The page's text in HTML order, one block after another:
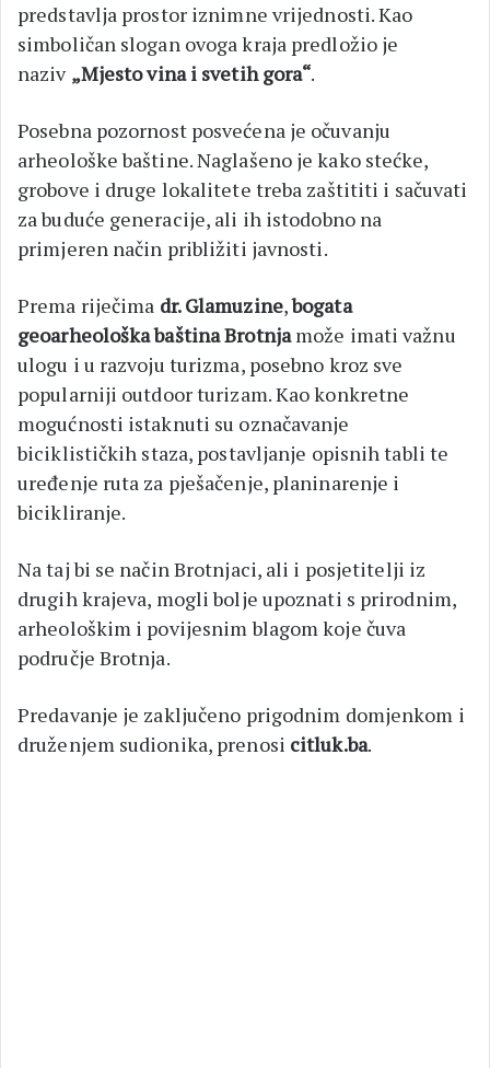
predstavlja prostor iznimne vrijednosti. Kao
simboličan slogan ovoga kraja predložio je
naziv „Mjesto vina i svetih gora“.
Posebna pozornost posvećena je očuvanju
arheološke baštine. Naglašeno je kako stećke,
grobove i druge lokalitete treba zaštititi i sačuvati
za buduće generacije, ali ih istodobno na
primjeren način približiti javnosti.
Prema riječima dr. Glamuzine,bogata
geoarheološka baština Brotnjamože imati važnu
ulogu i u razvoju turizma, posebno kroz sve
popularniji outdoor turizam. Kao konkretne
mogućnosti istaknuti su označavanje
biciklističkih staza, postavljanje opisnih tabli te
uređenje ruta za pješačenje, planinarenje i
bicikliranje.
Na taj bi se način Brotnjaci, ali i posjetitelji iz
drugih krajeva, mogli bolje upoznati s prirodnim,
arheološkim i povijesnim blagom koje čuva
područje Brotnja.
Predavanje je zaključeno prigodnim domjenkom i
druženjem sudionika, prenosi citluk.ba.